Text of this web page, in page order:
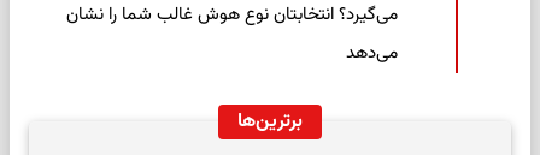
می‌گیرد؟ انتخابتان نوع هوش غالب شما را نشان
می‌دهد
برترین‌ها